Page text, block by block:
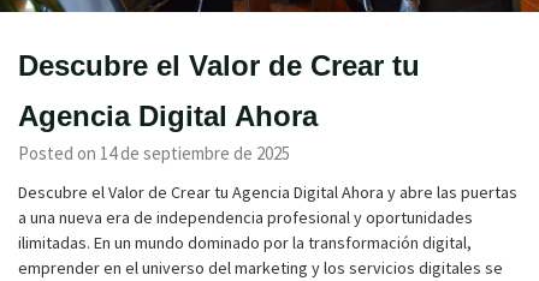
Descubre el Valor de Crear tu
Agencia Digital Ahora
Posted on 14 de septiembre de 2025
Descubre el Valor de Crear tu Agencia Digital Ahora y abre las puertas
a una nueva era de independencia profesional y oportunidades
ilimitadas. En un mundo dominado por la transformación digital,
emprender en el universo del marketing y los servicios digitales se